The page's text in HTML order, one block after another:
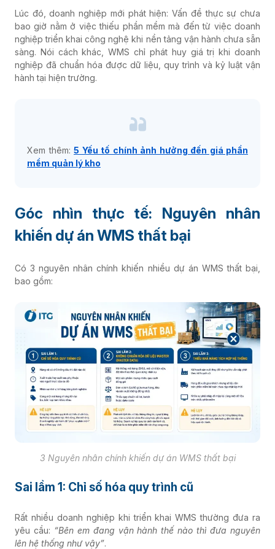
Lúc đó, doanh nghiệp mới phát hiện: Vấn đề thực sự chưa
bao giờ nằm ở việc thiếu phần mềm mà đến từ việc doanh
nghiệp triển khai công nghệ khi nền tảng vận hành chưa sẵn
sàng. Nói cách khác, WMS chỉ phát huy giá trị khi doanh
nghiệp đã chuẩn hóa được dữ liệu, quy trình và kỷ luật vận
hành tại hiện trường.
Xem thêm: 5 Yếu tố chính ảnh hưởng đến giá phần
mềm quản lý kho
Góc nhìn thực tế: Nguyên nhân
khiến dự án WMS thất bại
Có 3 nguyên nhân chính khiến nhiều dự án WMS thất bại,
bao gồm:
3 Nguyên nhân chính khiến dự án WMS thất bại
Sai lầm 1: Chỉ số hóa quy trình cũ
Rất nhiều doanh nghiệp khi triển khai WMS thường đưa ra
yêu cầu: “Bên em đang vận hành thế nào thì đưa nguyên
lên hệ thống như vậy”.